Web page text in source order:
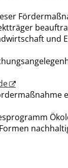
und